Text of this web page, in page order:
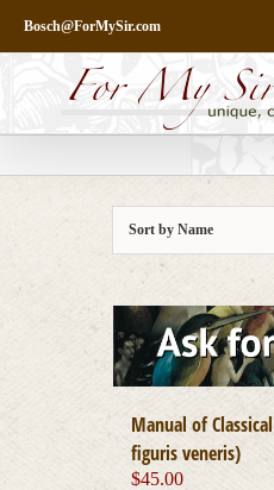
content
Bosch@ForMySir.com
Sort byName
Manual of
figuris veneris)
$45.00